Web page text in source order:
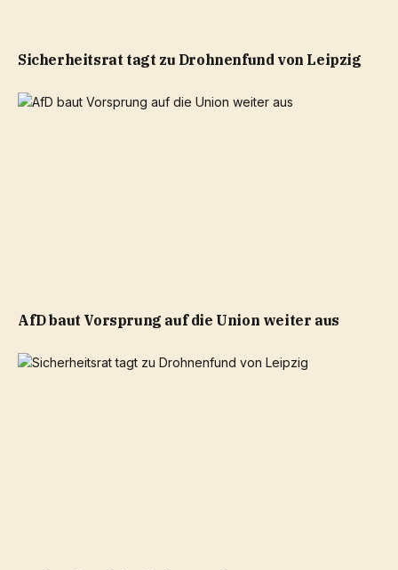
Sicherheitsrat tagt zu Drohnenfund von Leipzig
AfD baut Vorsprung auf die Union weiter aus